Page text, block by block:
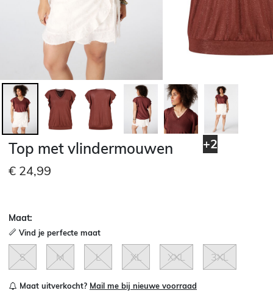
+2
Top met vlindermouwen
€ 24,99
Maat:
Vind je perfecte maat
S M L XL XXL 3XL
Maat uitverkocht? Mail me bij nieuwe voorraad